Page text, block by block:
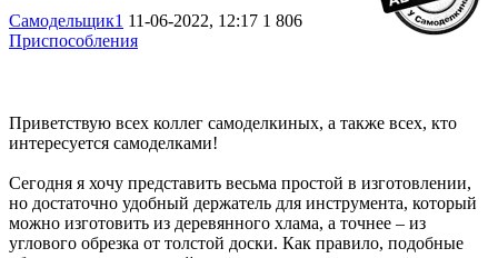
Самодельщик1 11-06-2022, 12:17 1 806
Приспособления
Приветствую всех коллег самоделкиных, а также всех, кто
интересуется самоделками!
Сегодня я хочу представить весьма простой в изготовлении,
но достаточно удобный держатель для инструмента, который
можно изготовить из деревянного хлама, а точнее – из
углового обрезка от толстой доски. Как правило, подобные